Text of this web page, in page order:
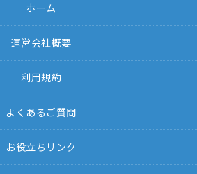
ホーム
運営会社概要
利用規約
よくあるご質問
お役立ちリンク